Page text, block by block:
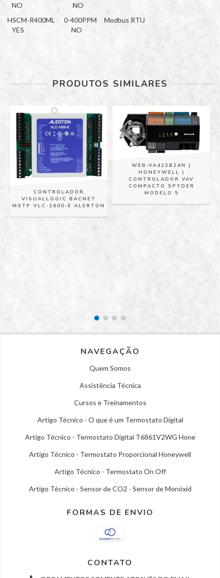
NO NO
HSCM-R400ML 0-400PPM Modbus RTU
YES NO
PRODUTOS SIMILARES
CONTROLADOR
VISUALLOGIC BACNET
MSTP VLC-1600-E ALERTON
WEB-VA423B24N |
HONEYWELL |
CONTROLADOR VAV
COMPACTO SPYDER
MODELO 5
NAVEGAÇÃO
Quem Somos
Assistência Técnica
Cursos e Treinamentos
Artigo Técnico - O que é um Termostato Digital
Artigo Técnico - Termostato Digital T6861V2WG Hone
Artigo Técnico - Termostato Proporcional Honeywell
Artigo Técnico - Termostato On Off
Artigo Técnico - Sensor de CO2 - Sensor de Monóxid
FORMAS DE ENVIO
CONTATO